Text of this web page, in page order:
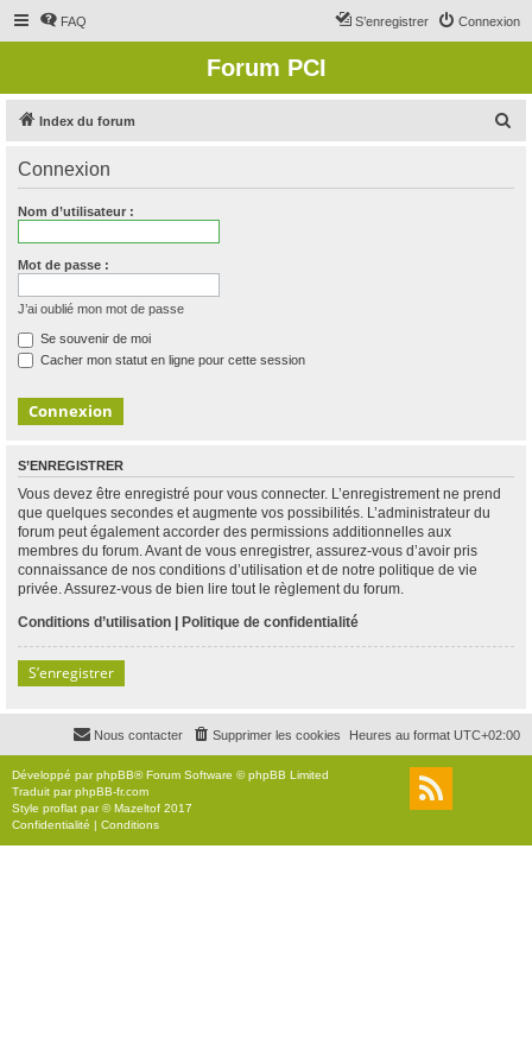
FAQ Connexion
S’enregistrer
Forum PCI
Index du forum
Connexion
Nom d’utilisateur :
Mot de passe :
J’ai oublié mon mot de passe
Se souvenir de moi
Cacher mon statut en ligne pour cette session
S’ENREGISTRER
Vous devez être enregistré pour vous connecter. L’enregistrement ne prend
que quelques secondes et augmente vos possibilités. L’administrateur du
forum peut également accorder des permissions additionnelles aux
membres du forum. Avant de vous enregistrer, assurez-vous d’avoir pris
connaissance de nos conditions d’utilisation et de notre politique de vie
privée. Assurez-vous de bien lire tout le règlement du forum.
Conditions d’utilisation | Politique de confidentialité
S’enregistrer
Heures au format UTC+02:00
Supprimer les cookies
Nous contacter
Développé parphpBB® Forum Software © phpBB Limited
Traduit parphpBB-fr.com
Style proflat par ©Mazeltof 2017
Confidentialité | Conditions